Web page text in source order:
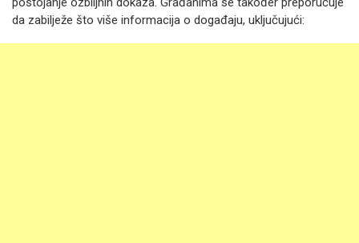
da zabilježe što više informacija o događaju, uključujući: